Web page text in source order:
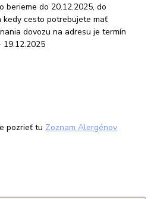
berieme do 20.12.2025, do
kedy cesto potrebujete mať
dovozu na adresu je termín
19.12.2025
pozrieť tu Zoznam Alergénov